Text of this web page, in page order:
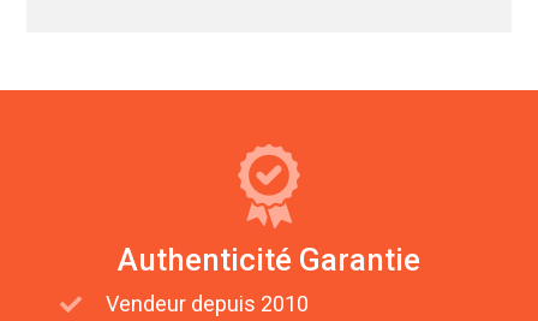
Authenticité Garantie
Vendeur depuis 2010